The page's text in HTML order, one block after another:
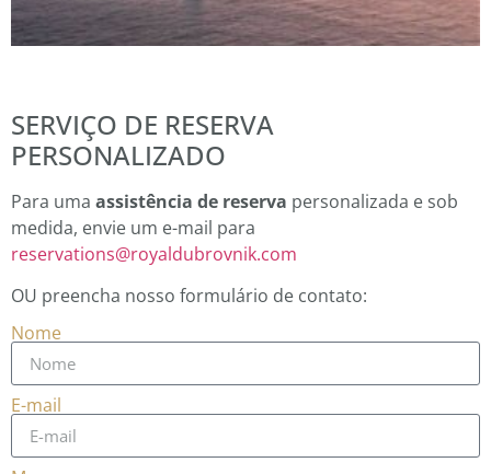
SERVIÇO DE RESERVA
PERSONALIZADO
Para uma assistência de reserva personalizada e sob
medida, envie um e-mail para
reservations@royaldubrovnik.com
OU preencha nosso formulário de contato:
Nome
E-mail